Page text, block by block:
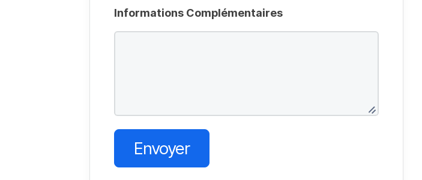
Informations Complémentaires
Envoyer